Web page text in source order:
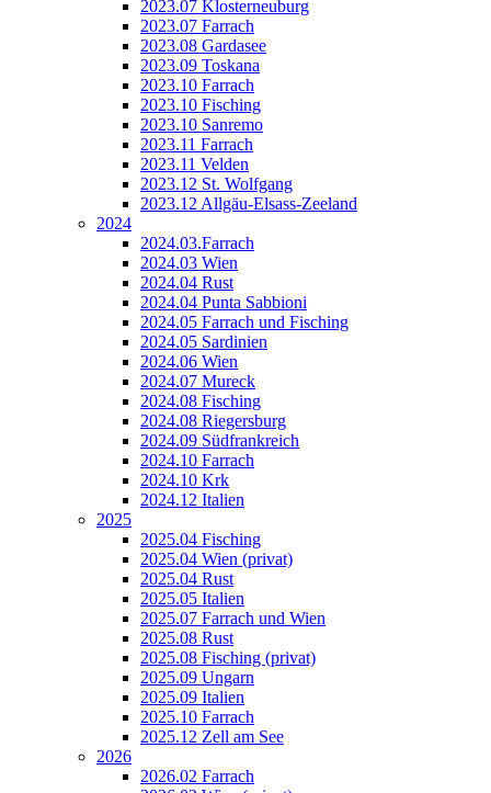
2023.07 Klosterneuburg
2023.07 Farrach
2023.08 Gardasee
2023.09 Toskana
2023.10 Farrach
2023.10 Fisching
2023.10 Sanremo
2023.11 Farrach
2023.11 Velden
2023.12 St. Wolfgang
2023.12 Allgäu-Elsass-Zeeland
2024
2024.03.Farrach
2024.03 Wien
2024.04 Rust
2024.04 Punta Sabbioni
2024.05 Farrach und Fisching
2024.05 Sardinien
2024.06 Wien
2024.07 Mureck
2024.08 Fisching
2024.08 Riegersburg
2024.09 Südfrankreich
2024.10 Farrach
2024.10 Krk
2024.12 Italien
2025
2025.04 Fisching
2025.04 Wien (privat)
2025.04 Rust
2025.05 Italien
2025.07 Farrach und Wien
2025.08 Rust
2025.08 Fisching (privat)
2025.09 Ungarn
2025.09 Italien
2025.10 Farrach
2025.12 Zell am See
2026
2026.02 Farrach